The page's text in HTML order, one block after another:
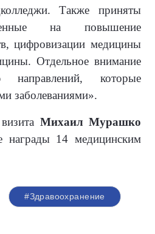
Также приняты
на повышение
цифровизации медицины
Отдельное внимание
направлений, которые
заболеваниями».
Михаил Мурашко
награды 14 медицинским
#Здравоохранение